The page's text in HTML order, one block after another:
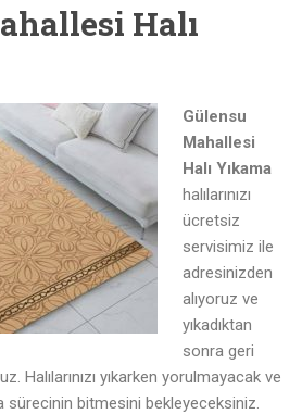
Halı
Gülensu
Mahallesi
Halı Yıkama
halılarınızı
ücretsiz
servisimiz ile
adresinizden
alıyoruz ve
yıkadıktan
sonra geri
Halılarınızı yıkarken yorulmayacak ve
sürecinin bitmesini bekleyeceksiniz.